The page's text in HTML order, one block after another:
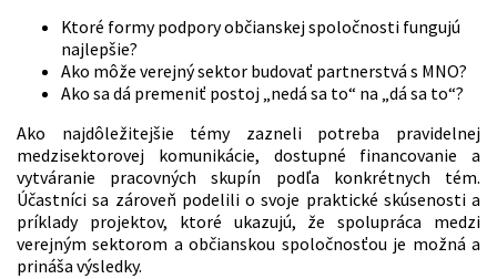
Ktoré formy podpory občianskej spoločnosti fungujú
najlepšie?
Ako môže verejný sektor budovať partnerstvá s MNO?
Ako sa dá premeniť postoj „nedá sa to“ na „dá sa to“?
Ako najdôležitejšie témy zazneli potreba pravidelnej
medzisektorovej komunikácie, dostupné financovanie a
vytváranie pracovných skupín podľa konkrétnych tém.
Účastníci sa zároveň podelili o svoje praktické skúsenosti a
príklady projektov, ktoré ukazujú, že spolupráca medzi
verejným sektorom a občianskou spoločnosťou je možná a
prináša výsledky.